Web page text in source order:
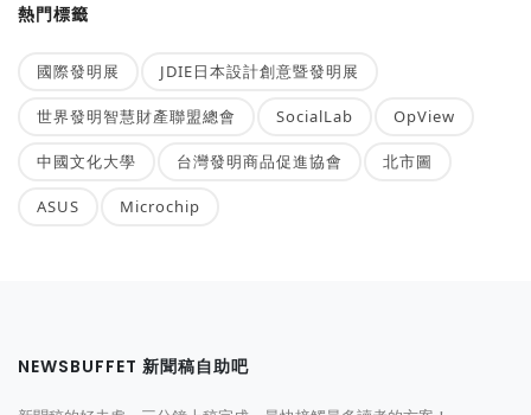
熱門標籤
國際發明展 JDIE日本設計創意暨發明展
世界發明智慧財產聯盟總會 SocialLab OpView
中國文化大學 台灣發明商品促進協會 北市圖
ASUS Microchip
NEWSBUFFET 新聞稿自助吧